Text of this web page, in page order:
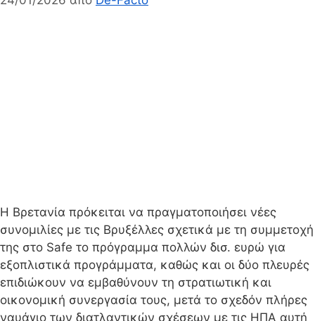
Η Βρετανία πρόκειται να πραγματοποιήσει νέες
συνομιλίες με τις Βρυξέλλες σχετικά με τη συμμετοχή
της στο Safe το πρόγραμμα πολλών δισ. ευρώ για
εξοπλιστικά προγράμματα, καθώς και οι δύο πλευρές
επιδιώκουν να εμβαθύνουν τη στρατιωτική και
οικονομική συνεργασία τους, μετά το σχεδόν πλήρες
ναυάγιο των διατλαντικών σχέσεων με τις ΗΠΑ αυτή